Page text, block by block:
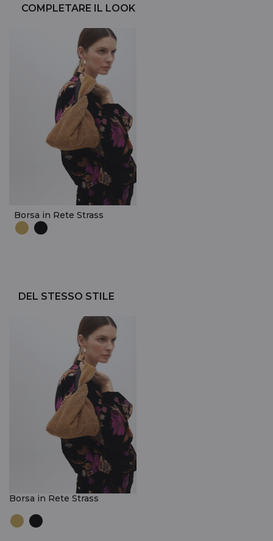
COMPLETARE IL LOOK
Borsa in Rete Strass
DEL STESSO STILE
Borsa in Rete Strass